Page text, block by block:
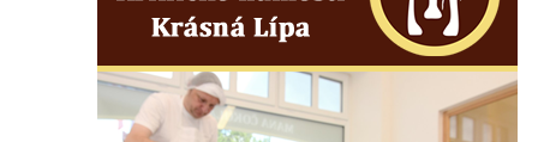
Jupiterova kašna na Dolním náměstí v
Kašna na Masarykově náměstí ve Vyškově
Zpívající fontána na Masarykově náměstí v